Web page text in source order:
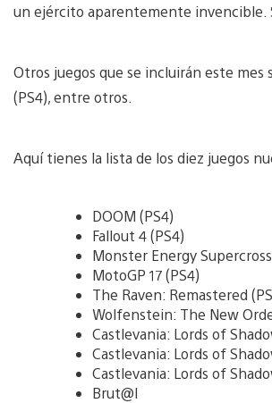
un ejército aparentemente invencible.
Otros juegos que se incluirán este mes
(PS4), entre otros.
Aquí tienes la lista de los diez juegos
DOOM (PS4)
Fallout 4 (PS4)
Monster Energy
MotoGP 17 (PS4)
The Raven: Remastered
Wolfenstein: The New
Castlevania: Lords of
Castlevania: Lords of
Castlevania: Lords of
Brut@l